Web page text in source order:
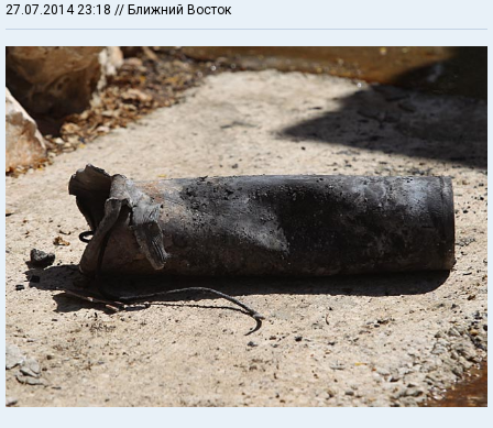
27.07.2014 23:18 // Ближний Восток